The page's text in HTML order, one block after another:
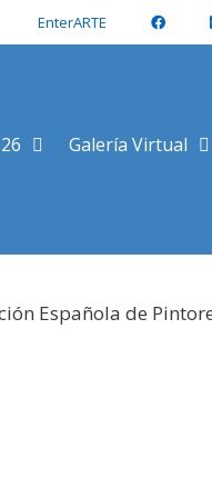
EnterARTE
Galería Virtual
Española de